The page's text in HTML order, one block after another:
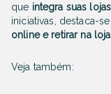
que integra suas
iniciativas, destaca-
online e retirar na
Veja também: